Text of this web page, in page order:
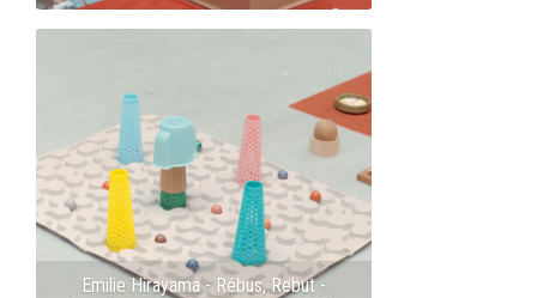
Emilie Hirayama - Rébus, Rebut -